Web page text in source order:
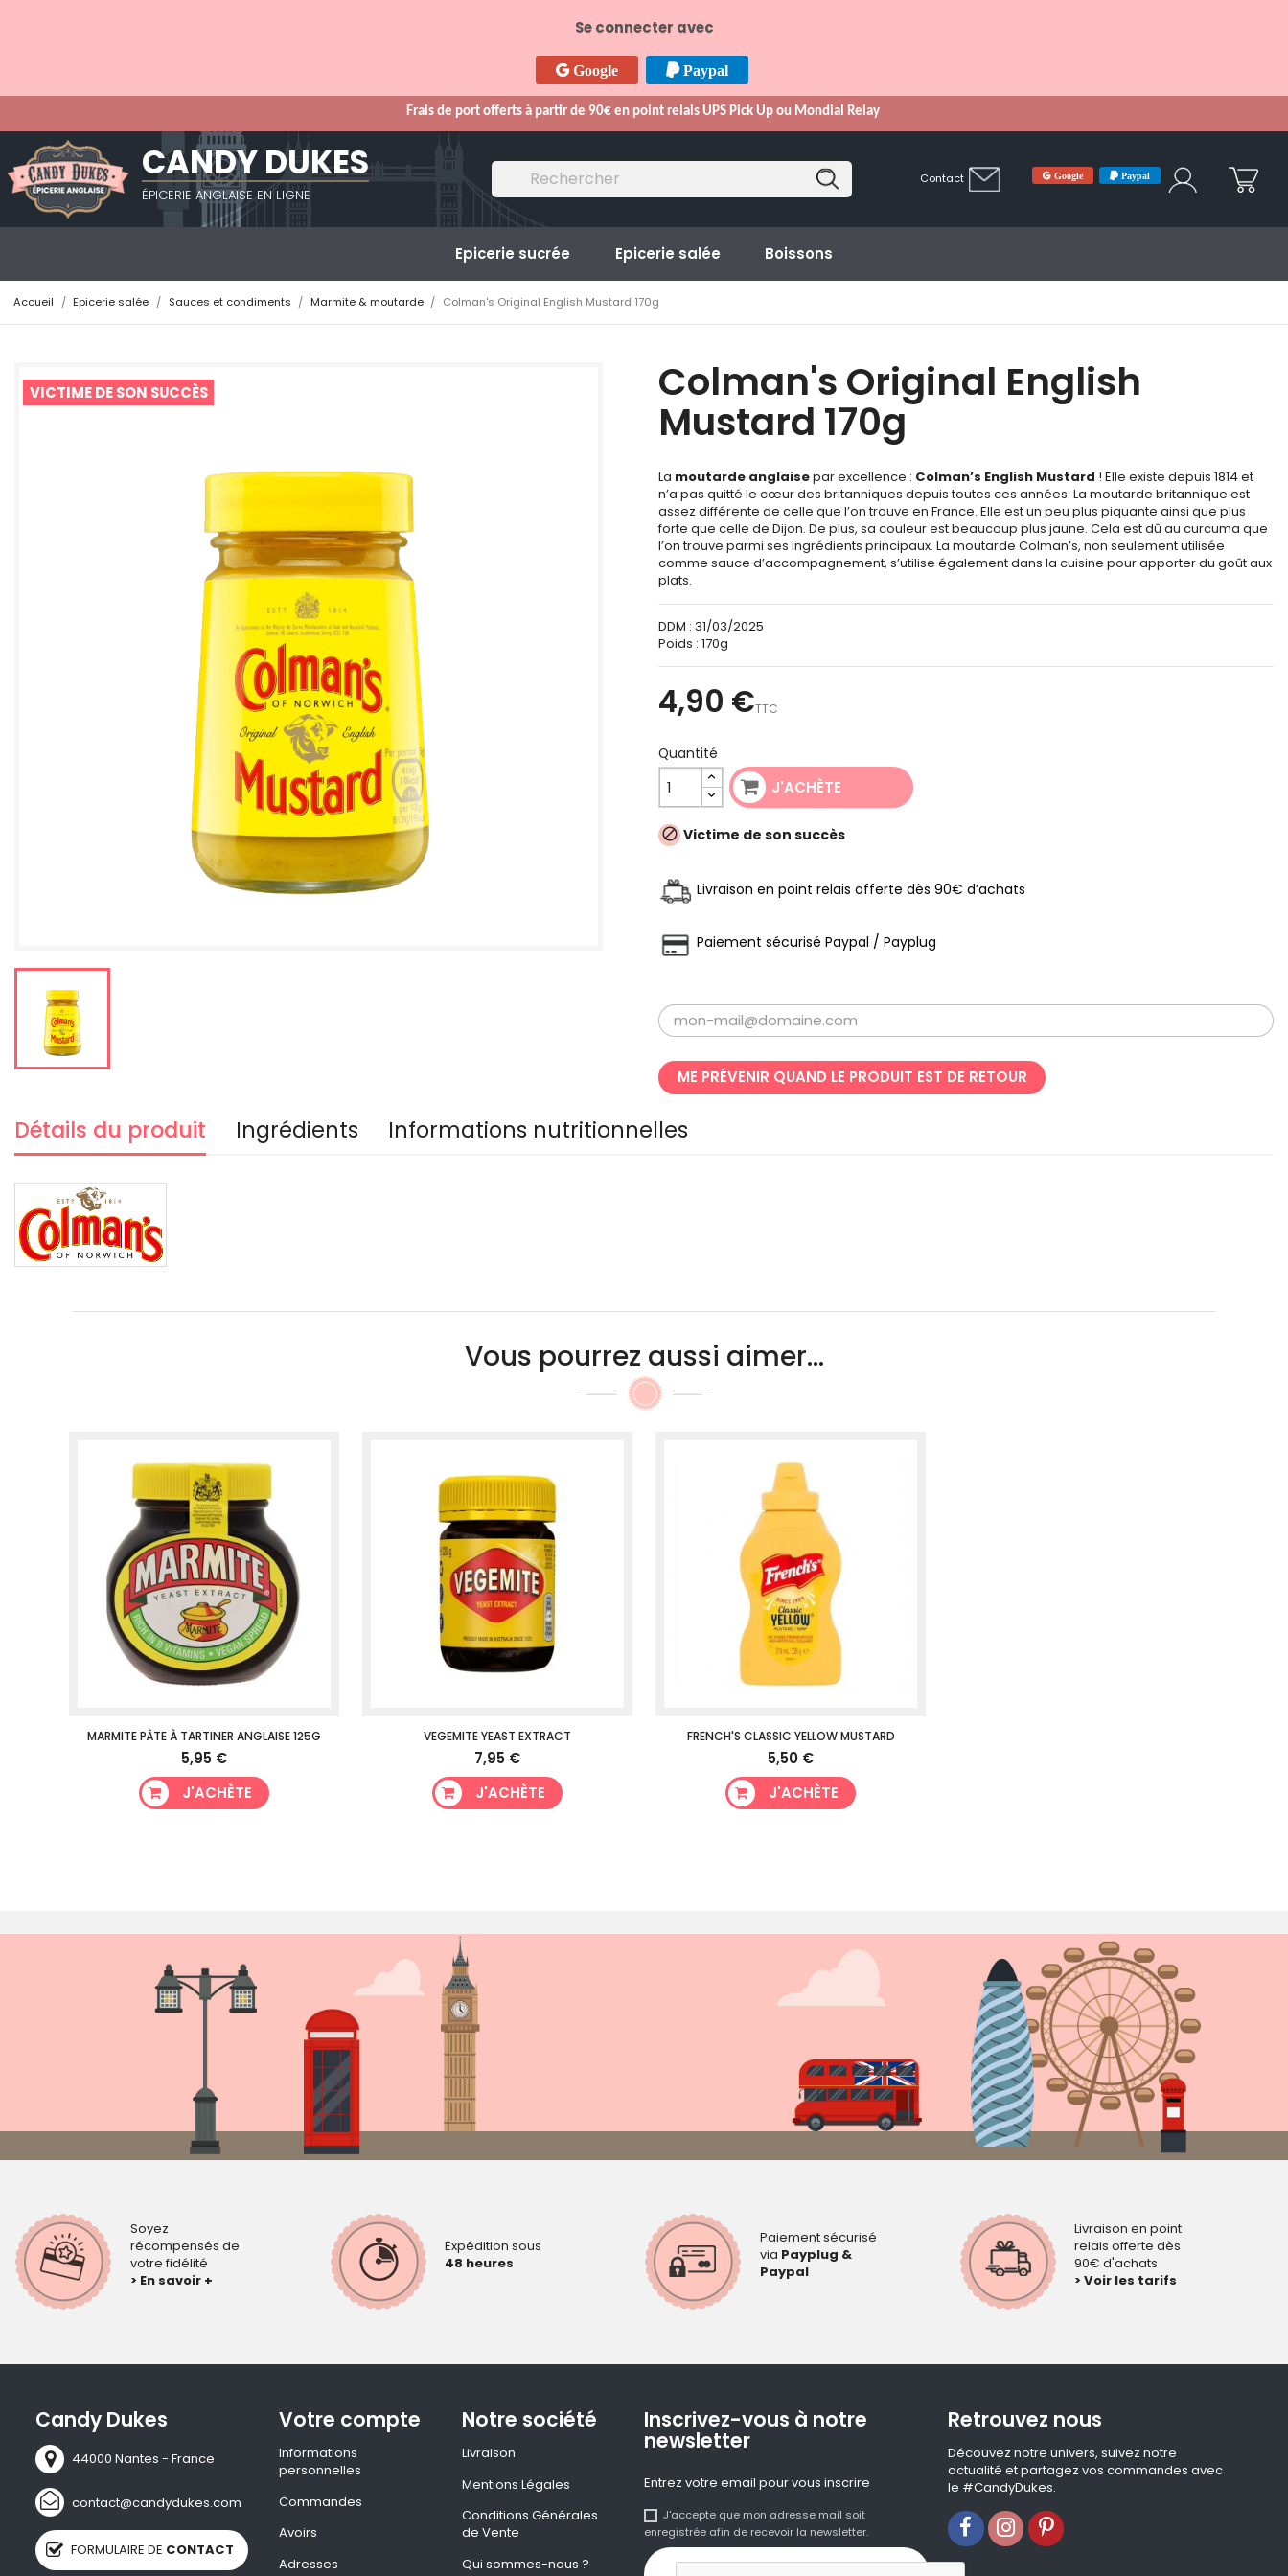
Se connecter avec
Google Paypal
Frais de port offerts à partir de 90€ en point relais UPS Pick Up ou Mondial Relay
CANDY DUKES
ÉPICERIE ANGLAISE EN LIGNE
Contact Google Paypal
Epicerie sucrée Epicerie salée Boissons
Accueil Epicerie salée Sauces et condiments Marmite & moutarde Colman's Original English Mustard 170g
VICTIME DE SON SUCCÈS Colman's Original English
Mustard 170g
La moutarde anglaisepar excellence : Colman’s English Mustard ! Elle existe depuis 1814 et
n’a pas quitté le cœur des britanniques depuis toutes ces années. La moutarde britannique est
assez différente de celle que l’on trouve en France. Elle est un peu plus piquante ainsi que plus
forte que celle de Dijon. De plus, sa couleur est beaucoup plus jaune. Cela est dû au curcuma que
l’on trouve parmi ses ingrédients principaux. La moutarde Colman’s, non seulement utilisée
comme sauce d’accompagnement, s’utilise également dans la cuisine pour apporter du goût aux
plats.
DDM : 31/03/2025
Poids : 170g
4,90 €TTC
Quantité
J'ACHÈTE
 Victime de son succès
Livraison en point relais offerte dès 90€ d’achats
Paiement sécurisé Paypal / Payplug
ME PRÉVENIR QUAND LE PRODUIT EST DE RETOUR
Détails du produit Ingrédients Informations nutritionnelles
Vous pourrez aussi aimer...
MARMITE PÂTE À TARTINER ANGLAISE 125G
5,95 €
J'ACHÈTE
VEGEMITE YEAST EXTRACT
7,95 €
J'ACHÈTE
FRENCH'S CLASSIC YELLOW MUSTARD
5,50 €
J'ACHÈTE
Soyez
récompensés de
votre fidélité
> En savoir +
Expédition sous
48 heures
Paiement sécurisé
via Payplug &
Paypal
Livraison en point
relais offerte dès
90€ d'achats
> Voir les tarifs
Candy Dukes
44000 Nantes - France
contact@candydukes.com
FORMULAIRE DE CONTACT
Votre compte
Informations
personnelles
Commandes
Avoirs
Adresses
Notre société
Livraison
Mentions Légales
Conditions Générales
de Vente
Qui sommes-nous ?
Inscrivez-vous à notre
newsletter
Entrez votre email pour vous inscrire
J'accepte que mon adresse mail soit
enregistrée afin de recevoir la newsletter.
Retrouvez nous
Découvez notre univers, suivez notre
actualité et partagez vos commandes avec
le #CandyDukes.